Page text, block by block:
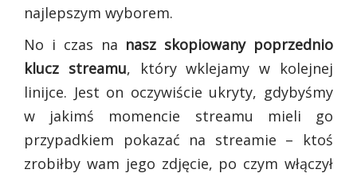
najlepszym wyborem.
No i czas na nasz skopiowany poprzednio
klucz streamu, który wklejamy w kolejnej
linijce. Jest on oczywiście ukryty, gdybyśmy
w jakimś momencie streamu mieli go
przypadkiem pokazać na streamie – ktoś
zrobiłby wam jego zdjęcie, po czym włączył